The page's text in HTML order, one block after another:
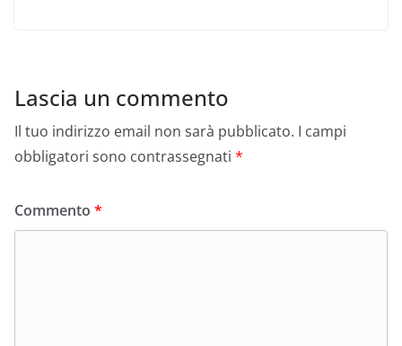
Lascia un commento
Il tuo indirizzo email non sarà pubblicato. I campi
obbligatori sono contrassegnati *
Commento *